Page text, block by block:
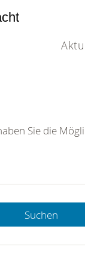
Sie die
Suchen